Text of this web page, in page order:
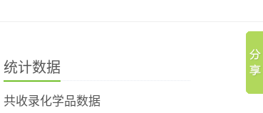
统计数据
共收录化学品数据